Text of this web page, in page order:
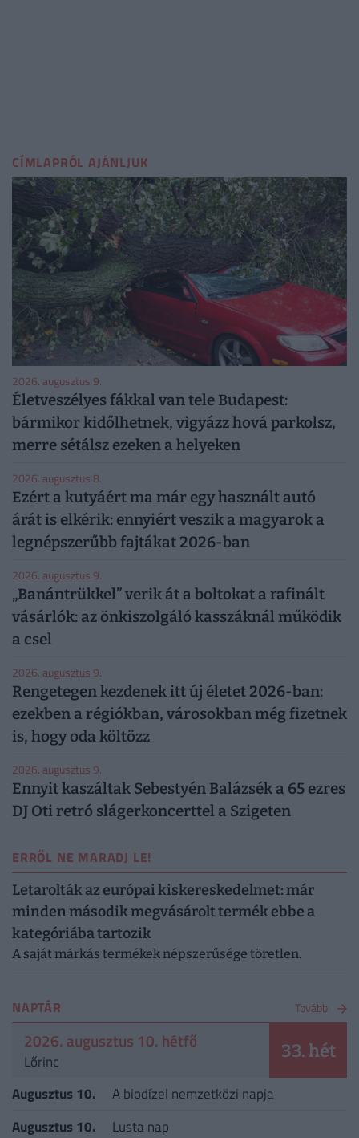
CÍMLAPRÓL AJÁNLJUK
2026. augusztus 9.
Életveszélyes fákkal van tele Budapest:
bármikor kidőlhetnek, vigyázz hová parkolsz,
merre sétálsz ezeken a helyeken
2026. augusztus 8.
Ezért a kutyáért ma már egy használt autó
árát is elkérik: ennyiért veszik a magyarok a
legnépszerűbb fajtákat 2026-ban
2026. augusztus 9.
„Banántrükkel” verik át a boltokat a rafinált
vásárlók: az önkiszolgáló kasszáknál működik
a csel
2026. augusztus 9.
Rengetegen kezdenek itt új életet 2026-ban:
ezekben a régiókban, városokban még fizetnek
is, hogy oda költözz
2026. augusztus 9.
Ennyit kaszáltak Sebestyén Balázsék a 65 ezres
DJ Oti retró slágerkoncerttel a Szigeten
ERRŐL NE MARADJ LE!
Letarolták az európai kiskereskedelmet: már
minden második megvásárolt termék ebbe a
kategóriába tartozik
A saját márkás termékek népszerűsége töretlen.
NAPTÁR Tovább
2026. augusztus 10. hétfő
Lőrinc 33. hét
Augusztus 10.
A biodízel nemzetközi napja
Augusztus 10.
Lusta nap